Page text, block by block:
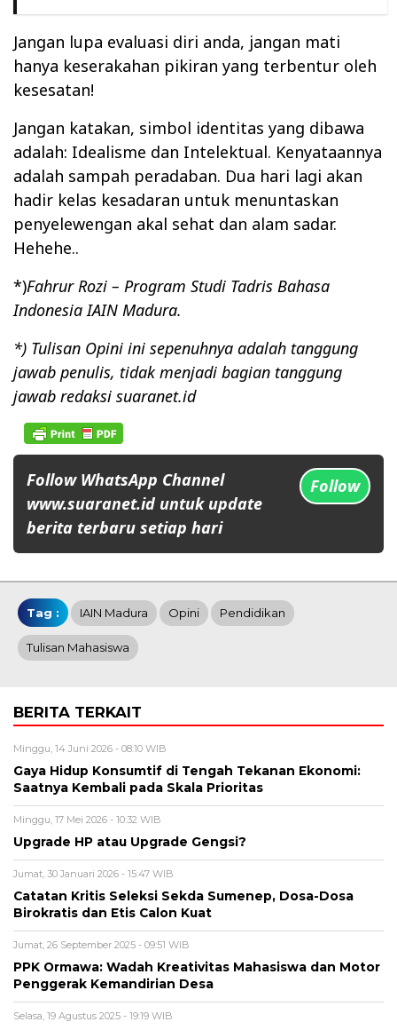
Jangan lupa evaluasi diri anda, jangan mati
hanya keserakahan pikiran yang terbentur oleh
kesesatan!
Jangan katakan, simbol identitas yang dibawa
adalah: Idealisme dan Intelektual. Kenyataannya
adalah sampah peradaban. Dua hari lagi akan
hadir kelas kesadaran untuk menuntaskan
penyelewengan akal sehat dan alam sadar.
Hehehe..
*)Fahrur Rozi – Program Studi Tadris Bahasa
Indonesia IAIN Madura.
*) Tulisan Opini ini sepenuhnya adalah tanggung
jawab penulis, tidak menjadi bagian tanggung
jawab redaksi suaranet.id
Follow WhatsApp Channel
www.suaranet.id untuk update
berita terbaru setiap hari
Follow
Tag : IAIN Madura Opini Pendidikan
Tulisan Mahasiswa
BERITA TERKAIT
Minggu, 14 Juni 2026 - 08:10 WIB
Gaya Hidup Konsumtif di Tengah Tekanan Ekonomi:
Saatnya Kembali pada Skala Prioritas
Minggu, 17 Mei 2026 - 10:32 WIB
Upgrade HP atau Upgrade Gengsi?
Jumat, 30 Januari 2026 - 15:47 WIB
Catatan Kritis Seleksi Sekda Sumenep, Dosa-Dosa
Birokratis dan Etis Calon Kuat
Jumat, 26 September 2025 - 09:51 WIB
PPK Ormawa: Wadah Kreativitas Mahasiswa dan Motor
Penggerak Kemandirian Desa
Selasa, 19 Agustus 2025 - 19:19 WIB